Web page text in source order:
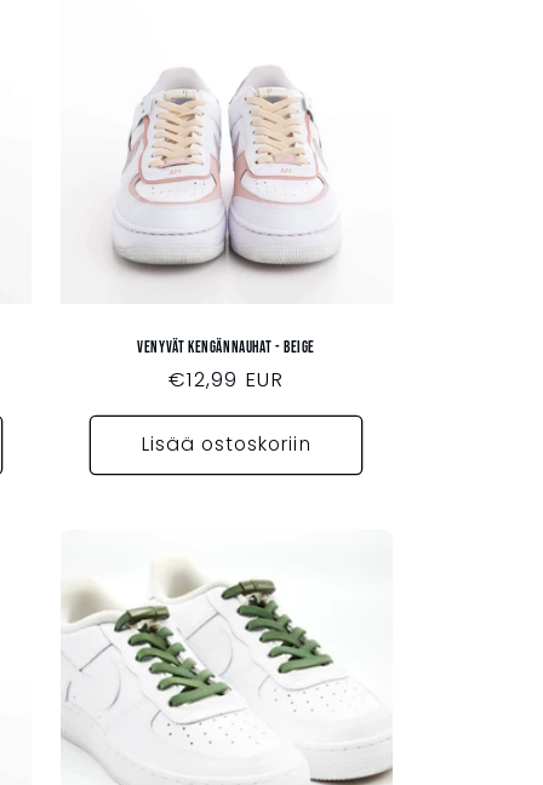
Venyvät kengännauhat - BEIGE
Normaalihinta
€12,99 EUR
Lisää ostoskoriin